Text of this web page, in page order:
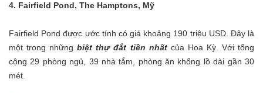
4. Fairfield Pond, The Hamptons, Mỹ
Fairfield Pond được ước tính có giá khoảng 190 triệu USD. Đây là
một trong nhữngbiệt thự đắt tiền nhấtcủa Hoa Kỳ. Với tổng
cộng 29 phòng ngủ, 39 nhà tắm, phòng ăn khổng lồ dài gần 30
mét.